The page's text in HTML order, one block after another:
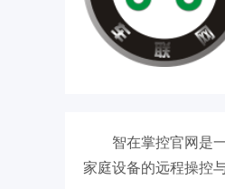
智在掌控官网是
家庭设备的远程操控